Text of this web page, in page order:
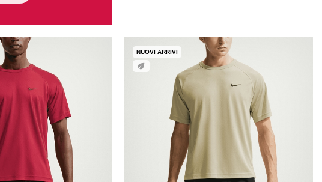
NUOVI ARRIVI